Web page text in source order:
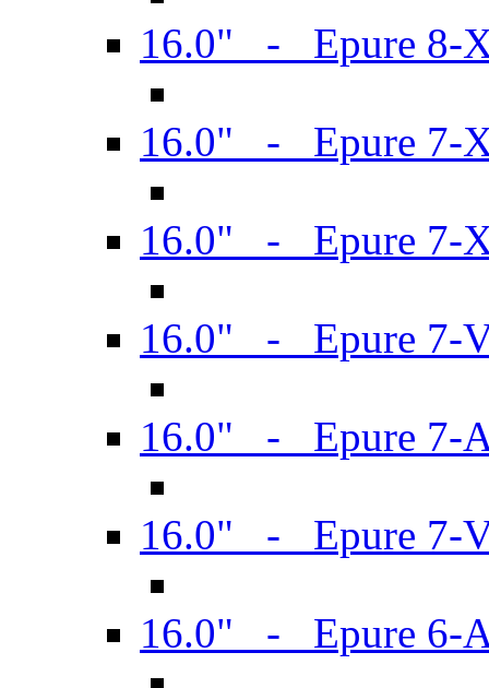
16.0" - Epure 8-
16.0" - Epure 7-
16.0" - Epure 7-
16.0" - Epure 7-
16.0" - Epure 7-
16.0" - Epure 7-
16.0" - Epure 6-